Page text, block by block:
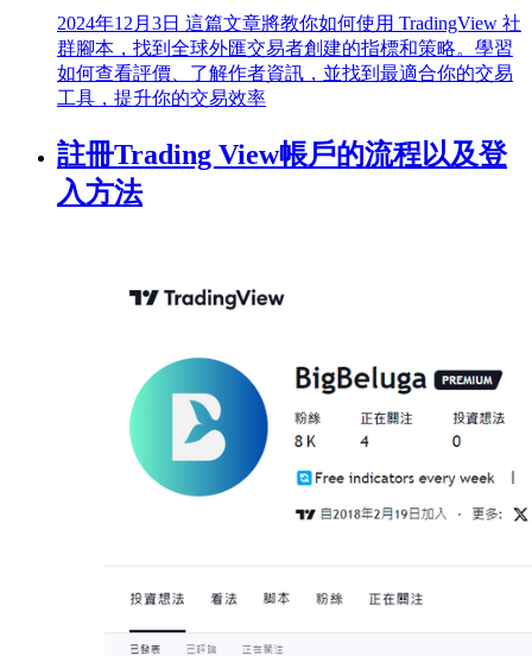
2024年12月3日 這篇文章將教你如何使用 TradingView 社
群腳本，找到全球外匯交易者創建的指標和策略。學習
如何查看評價、了解作者資訊，並找到最適合你的交易
工具，提升你的交易效率
註冊Trading View帳戶的流程以及登
入方法